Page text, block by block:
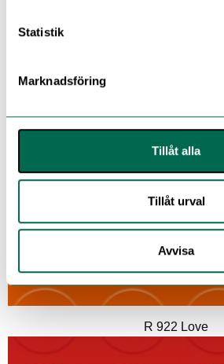
Statistik
Marknadsföring
Tillåt alla
Tillåt urval
Avvisa
Y 507 Helios
Y 510 Orange
R 922 Love